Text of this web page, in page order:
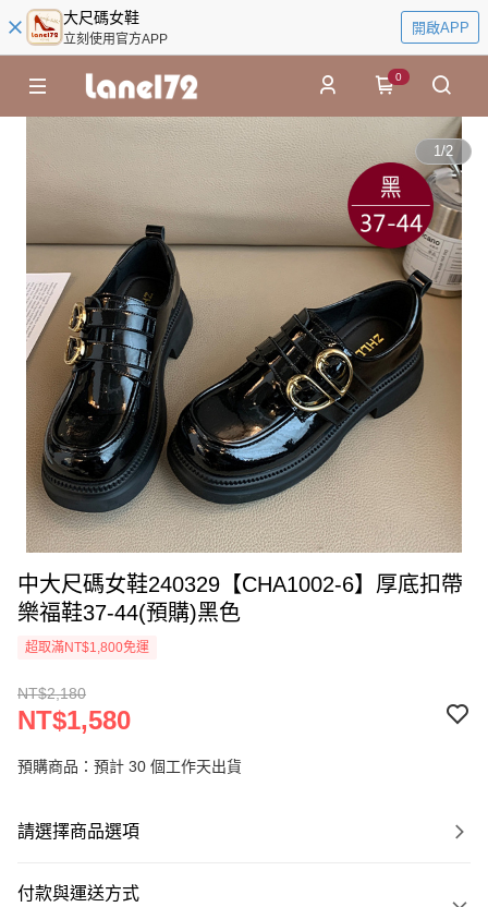
大尺碼女鞋
立刻使用官方APP
開啟APP
0
1/2
中大尺碼女鞋240329【CHA1002-6】厚底扣帶
樂福鞋37-44(預購)黑色
超取滿NT$1,800免運
NT$2,180
NT$1,580
預購商品：預計 30 個工作天出貨
請選擇商品選項
付款與運送方式